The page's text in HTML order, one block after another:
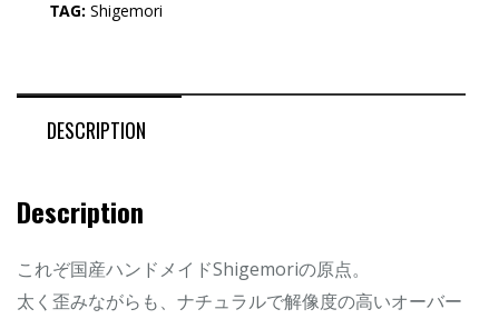
TAG: Shigemori
DESCRIPTION
Description
これぞ国産ハンドメイドShigemoriの原点。
太く歪みながらも、ナチュラルで解像度の高いオーバー